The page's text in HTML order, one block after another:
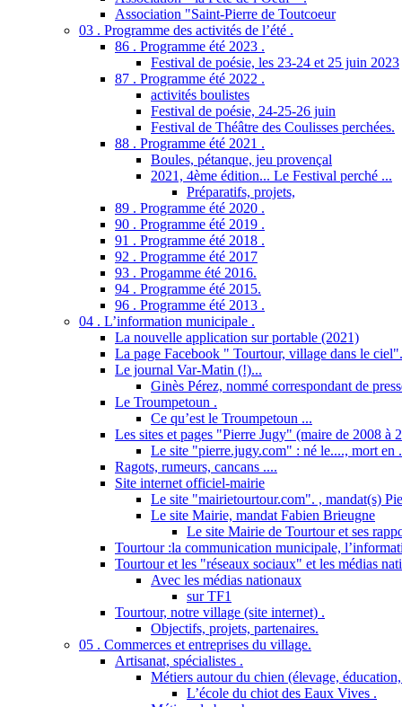
Association "Saint-Pierre de Toutcoeur
03 . Programme des activités de l’été .
86 . Programme été 2023 .
Festival de poésie, les 23-24 et 25 juin 2023
87 . Programme été 2022 .
activités boulistes
Festival de poésie, 24-25-26 juin
Festival de Théâtre des Coulisses perchées.
88 . Programme été 2021 .
Boules, pétanque, jeu provençal
2021, 4ème édition... Le Festival perché ...
Préparatifs, projets,
89 . Programme été 2020 .
90 . Programme été 2019 .
91 . Programme été 2018 .
92 . Programme été 2017
93 . Progamme été 2016.
94 . Programme été 2015.
96 . Programme été 2013 .
04 . L’information municipale .
La nouvelle application sur portable (2021)
La page Facebook " Tourtour, village dans le ciel".
Le journal Var-Matin (!)...
Ginès Pérez, nommé correspondant de
Le Troumpetoun .
Ce qu’est le Troumpetoun ...
Les sites et pages "Pierre Jugy" (maire de 2008 à
Le site "pierre.jugy.com" : né le...., mort en
Ragots, rumeurs, cancans ....
Site internet officiel-mairie
Le site "mairietourtour.com". , mandat(s)
Le site Mairie, mandat Fabien Brieugne
Le site Mairie de Tourtour et ses
Tourtour :la communication municipale,
Tourtour et les "réseaux sociaux" et les médias
Avec les médias nationaux
sur TF1
Tourtour, notre village (site internet) .
Objectifs, projets, partenaires.
05 . Commerces et entreprises du village.
Artisanat, spécialistes .
Métiers autour du chien (élevage,
L’école du chiot des Eaux Vives .